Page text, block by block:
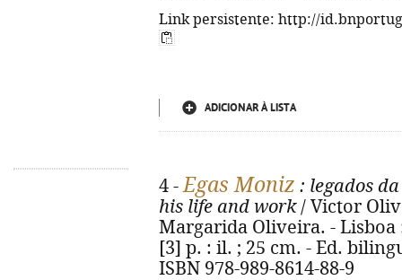
Link persistente: http://
ADICIONAR À LISTA
4 -Egas Moniz : legados
his life and work/ Victor
Margarida Oliveira. - Lisboa
[3] p. : il. ; 25 cm. - Ed.
ISBN 978-989-8614-88-9